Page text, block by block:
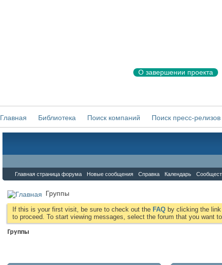
О завершении проекта
Главная Библиотека Поиск компаний Поиск пресс-релизов
Главная страница форума Новые сообщения Справка Календарь
Группы
If this is your first visit, be sure to check out the FAQ by clicking the
to proceed. To start viewing messages, select the forum that you want
Группы